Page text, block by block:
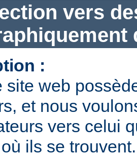
vers
:
site web
et nous
vers celui
ils se trouvent.